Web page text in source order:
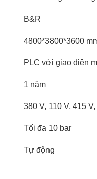
B&R
4800*3800*3600
PLC với giao diện
1 năm
380 V, 110 V, 415
Tối đa 10 bar
Tự động